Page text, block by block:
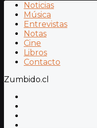
Noticias
Música
Entrevistas
Notas
Cine
Libros
Contacto
Zumbido.cl